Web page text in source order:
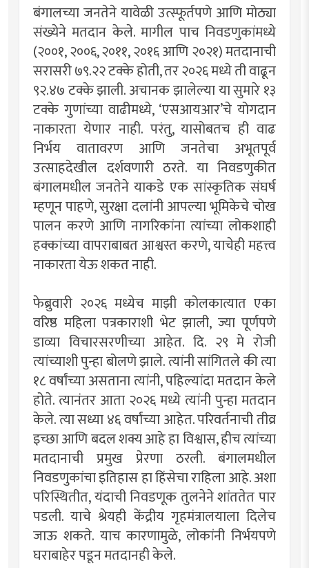
बंगालच्या जनतेने यावेळी उत्स्फूर्तपणे आणि मोठ्या
संख्येने मतदान केले. मागील पाच निवडणुकांमध्ये
(२००१, २००६, २०११, २०१६ आणि २०२१) मतदानाची
सरासरी ७९.२२ टक्के होती, तर २०२६ मध्ये ती वाढून
९२.४७ टक्के झाली. अचानक झालेल्या या सुमारे १३
टक्के गुणांच्या वाढीमध्ये, ‘एसआयआर’चे योगदान
नाकारता येणार नाही. परंतु, यासोबतच ही वाढ
निर्भय वातावरण आणि जनतेचा अभूतपूर्व
उत्साहदेखील दर्शवणारी ठरते. या निवडणुकीत
बंगालमधील जनतेने याकडे एक सांस्कृतिक संघर्ष
म्हणून पाहणे, सुरक्षा दलांनी आपल्या भूमिकेचे चोख
पालन करणे आणि नागरिकांना त्यांच्या लोकशाही
हक्कांच्या वापराबाबत आश्वस्त करणे, याचेही महत्त्व
नाकारता येऊ शकत नाही.
फेब्रुवारी २०२६ मध्येच माझी कोलकात्यात एका
वरिष्ठ महिला पत्रकाराशी भेट झाली, ज्या पूर्णपणे
डाव्या विचारसरणीच्या आहेत. दि. २९ मे रोजी
त्यांच्याशी पुन्हा बोलणे झाले. त्यांनी सांगितले की त्या
१८ वर्षांच्या असताना त्यांनी, पहिल्यांदा मतदान केले
होते. त्यानंतर आता २०२६ मध्ये त्यांनी पुन्हा मतदान
केले. त्या सध्या ४६ वर्षांच्या आहेत. परिवर्तनाची तीव्र
इच्छा आणि बदल शक्य आहे हा विश्वास, हीच त्यांच्या
मतदानाची प्रमुख प्रेरणा ठरली. बंगालमधील
निवडणुकांचा इतिहास हा हिंसेचा राहिला आहे. अशा
परिस्थितीत, यंदाची निवडणूक तुलनेने शांततेत पार
पडली. याचे श्रेयही केंद्रीय गृहमंत्रालयाला दिलेच
जाऊ शकते. याच कारणामुळे, लोकांनी निर्भयपणे
घराबाहेर पडून मतदानही केले.